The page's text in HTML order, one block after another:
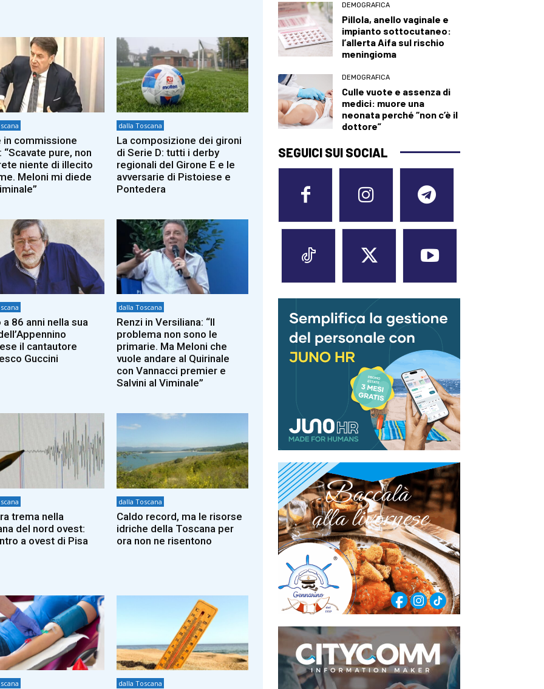
in commissione
“Scavate pure, non
niente di illecito
Meloni mi diede
dalla Toscana
La composizione dei gironi
di Serie D: tutti i derby
regionali del Girone E e le
avversarie di Pistoiese e
Pontedera
86 anni nella sua
il cantautore
Guccini
dalla Toscana
Renzi in Versiliana: “Il
problema non sono le
primarie. Ma Meloni che
vuole andare al Quirinale
con Vannacci premier e
Salvini al Viminale”
trema nella
del nord ovest:
a ovest di Pisa
dalla Toscana
Caldo record, ma le risorse
idriche della Toscana per
ora non ne risentono
dalla Toscana
DEMOGRAFICA
Pillola, anello vaginale e
impianto sottocutaneo:
l’allerta Aifa sul rischio
meningioma
DEMOGRAFICA
Culle vuote e assenza di
medici: muore una
neonata perché “non c’è il
dottore”
SEGUICI SUI SOCIAL